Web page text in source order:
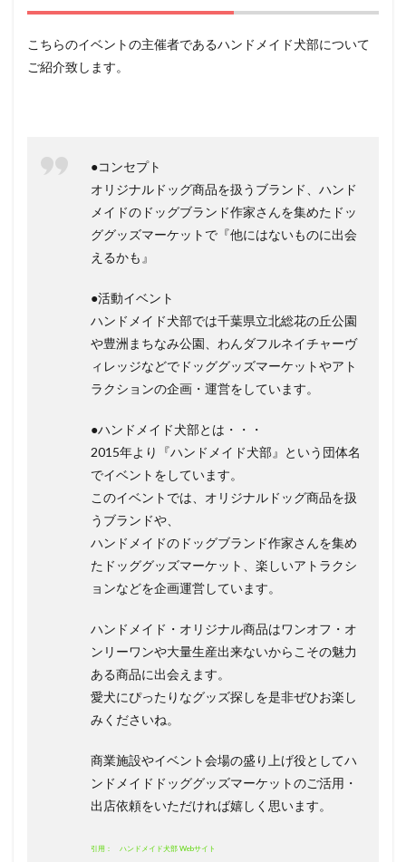
こちらのイベントの主催者であるハンドメイド犬部について
ご紹介致します。
●コンセプト
オリジナルドッグ商品を扱うブランド、ハンド
メイドのドッグブランド作家さんを集めたドッ
ググッズマーケットで『他にはないものに出会
えるかも』
●活動イベント
ハンドメイド犬部では千葉県立北総花の丘公園
や豊洲まちなみ公園、わんダフルネイチャーヴ
ィレッジなどでドッググッズマーケットやアト
ラクションの企画・運営をしています。
●ハンドメイド犬部とは・・・
2015年より『ハンドメイド犬部』という団体名
でイベントをしています。
このイベントでは、オリジナルドッグ商品を扱
うブランドや、
ハンドメイドのドッグブランド作家さんを集め
たドッググッズマーケット、楽しいアトラクシ
ョンなどを企画運営しています。
ハンドメイド・オリジナル商品はワンオフ・オ
ンリーワンや大量生産出来ないからこその魅力
ある商品に出会えます。
愛犬にぴったりなグッズ探しを是非ぜひお楽し
みくださいね。
商業施設やイベント会場の盛り上げ役としてハ
ンドメイドドッググッズマーケットのご活用・
出店依頼をいただければ嬉しく思います。
引用： ハンドメイド犬部 Webサイト